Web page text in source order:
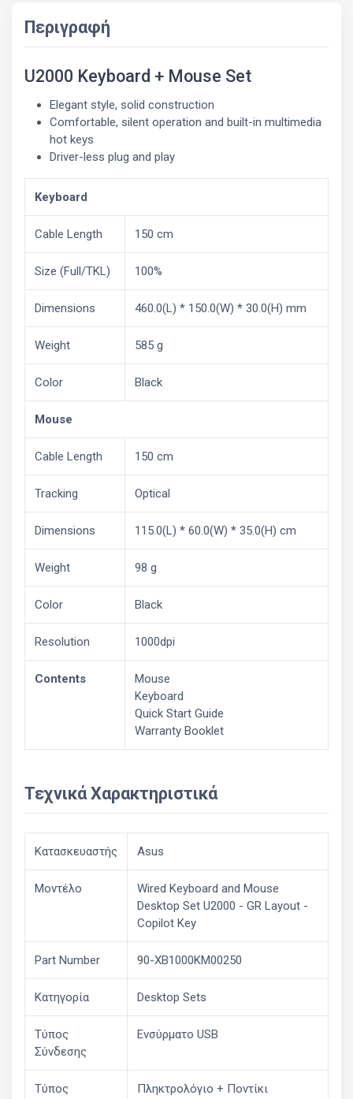
Περιγραφή
U2000 Keyboard + Mouse Set
Elegant style, solid construction
Comfortable, silent operation and built-in multimedia
hot keys
Driver-less plug and play
Keyboard
Cable Length 150 cm
Size (Full/TKL) 100%
Dimensions 460.0(L) * 150.0(W) * 30.0(H) mm
Weight 585 g
Color Black
Mouse
Cable Length 150 cm
Tracking Optical
Dimensions 115.0(L) * 60.0(W) * 35.0(H) cm
Weight 98 g
Color Black
Resolution 1000dpi
Contents
Mouse
Keyboard
Quick Start Guide
Warranty Booklet
Τεχνικά Χαρακτηριστικά
Κατασκευαστής Asus
Μοντέλο
Wired Keyboard and Mouse
Desktop Set U2000 - GR Layout -
Copilot Key
Part Number 90-XB1000KM00250
Κατηγορία Desktop Sets
Τύπος
Σύνδεσης
Ενσύρματο USB
Τύπος Πληκτρολόγιο + Ποντίκι